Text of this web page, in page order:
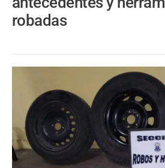
robadas